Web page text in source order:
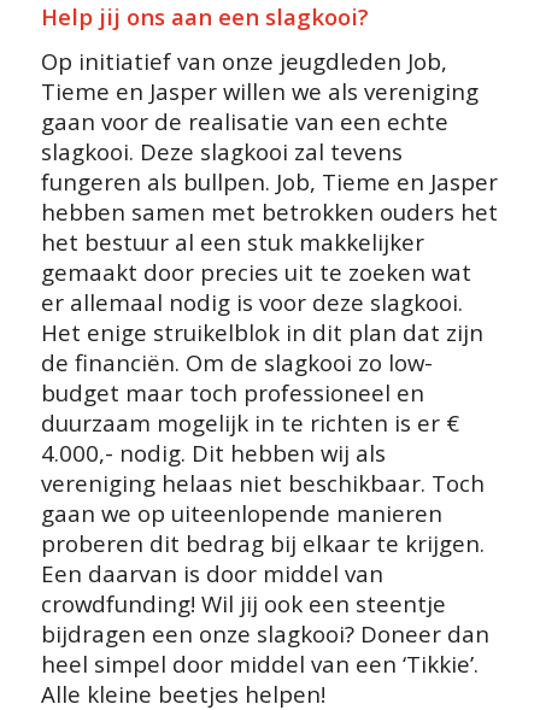
Help jij ons aan een slagkooi?
Op initiatief van onze jeugdleden Job,
Tieme en Jasper willen we als vereniging
gaan voor de realisatie van een echte
slagkooi. Deze slagkooi zal tevens
fungeren als bullpen. Job, Tieme en Jasper
hebben samen met betrokken ouders het
het bestuur al een stuk makkelijker
gemaakt door precies uit te zoeken wat
er allemaal nodig is voor deze slagkooi.
Het enige struikelblok in dit plan dat zijn
de financiën. Om de slagkooi zo low-
budget maar toch professioneel en
duurzaam mogelijk in te richten is er €
4.000,- nodig. Dit hebben wij als
vereniging helaas niet beschikbaar. Toch
gaan we op uiteenlopende manieren
proberen dit bedrag bij elkaar te krijgen.
Een daarvan is door middel van
crowdfunding! Wil jij ook een steentje
bijdragen een onze slagkooi? Doneer dan
heel simpel door middel van een ‘Tikkie’.
Alle kleine beetjes helpen!